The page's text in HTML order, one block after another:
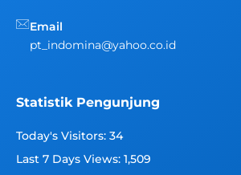
Email
pt_indomina@yahoo.co.id
Statistik Pengunjung
Today's Visitors: 34
Last 7 Days Views: 1,509